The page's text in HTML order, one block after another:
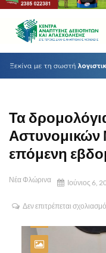
Τα
Αστυνομικών
επόμενη
Νέα Φλώρινα Ιούνιος 6,
Δεν επιτρέπεται